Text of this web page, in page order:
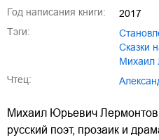
Год написания книги:
2017
Тэги:
Чтец:
Михаил Юрьевич
русский поэт, прозаик и